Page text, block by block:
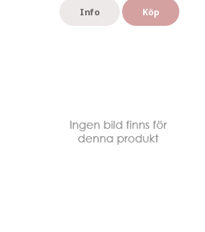
Info Köp